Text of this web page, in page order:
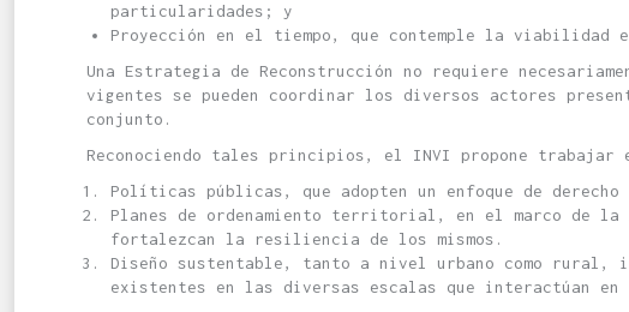
particularidades; y
Proyección en el tiempo, que contemple la
Una Estrategia de Reconstrucción no requiere
vigentes se pueden coordinar los diversos actores
conjunto.
Reconociendo tales principios, el INVI propone trabajar
Políticas públicas, que adopten un enfoque de
Planes de ordenamiento territorial, en el marco de
fortalezcan la resiliencia de los mismos.
Diseño sustentable, tanto a nivel urbano como rural,
existentes en las diversas escalas que interactúan